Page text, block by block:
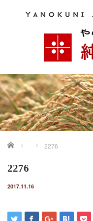
ホーム 2276
2276
2017.11.16